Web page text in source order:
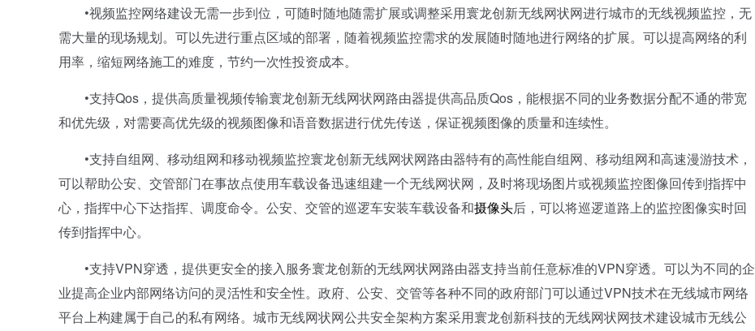
•视频监控网络建设无需一步到位，可随时随地随需扩展或调整采用寰龙创新无线网状网进行城市的无线视频监控，无
需大量的现场规划。可以先进行重点区域的部署，随着视频监控需求的发展随时随地进行网络的扩展。可以提高网络的利
用率，缩短网络施工的难度，节约一次性投资成本。
•支持Qos，提供高质量视频传输寰龙创新无线网状网路由器提供高品质Qos，能根据不同的业务数据分配不通的带宽
和优先级，对需要高优先级的视频图像和语音数据进行优先传送，保证视频图像的质量和连续性。
•支持自组网、移动组网和移动视频监控寰龙创新无线网状网路由器特有的高性能自组网、移动组网和高速漫游技术，
可以帮助公安、交管部门在事故点使用车载设备迅速组建一个无线网状网，及时将现场图片或视频监控图像回传到指挥中
心，指挥中心下达指挥、调度命令。公安、交管的巡逻车安装车载设备和摄像头后，可以将巡逻道路上的监控图像实时回
传到指挥中心。
•支持VPN穿透，提供更安全的接入服务寰龙创新的无线网状网路由器支持当前任意标准的VPN穿透。可以为不同的企
业提高企业内部网络访问的灵活性和安全性。政府、公安、交管等各种不同的政府部门可以通过VPN技术在无线城市网络
平台上构建属于自己的私有网络。城市无线网状网公共安全架构方案采用寰龙创新科技的无线网状网技术建设城市无线公